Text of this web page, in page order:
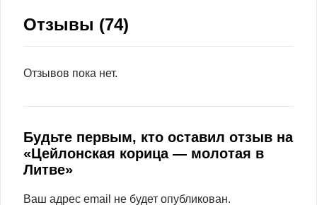
Отзывы (74)
Отзывов пока нет.
Будьте первым, кто оставил отзыв на
«Цейлонская корица — молотая в
Литве»
Ваш адрес email не будет опубликован.